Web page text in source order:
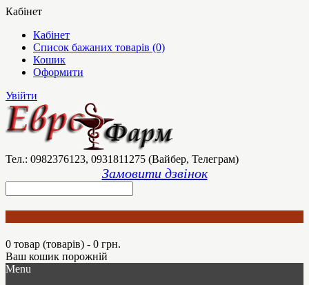
Кабінет
Кабінет
Список бажаних товарів (0)
Кошик
Оформити
Увійти
Тел.: 0982376123, 0931811275 (Вайбер, Телеграм)
Замовити дзвінок
0 товар (товарів) - 0 грн.
Ваш кошик порожній
Menu